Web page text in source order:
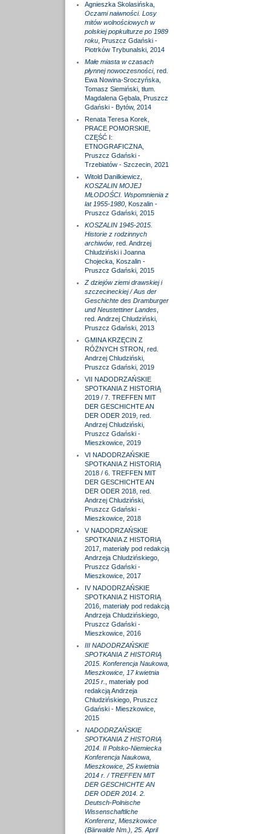
Agnieszka Skolasińska,
Oczami naiwności. Losy
mitów wolnościowych w
polskiej popkulturze po 1989
roku, Pruszcz Gdański -
Piotrków Trybunalski, 2014
Małe miasta w czasach
płynnej nowoczesności, red.
Ewa Nowina-Sroczyńska,
Tomasz Siemiński, tłum.
Magdalena Gębala, Pruszcz
Gdański - Bytów, 2014
Renata Teresa Korek,
PRACE POMORSKIE,
CZĘŚĆ I:
ETNOGRAFICZNA,
Pruszcz Gdański -
Trzebiatów - Szczecin, 2021
Witold Danilkiewicz,
KOSZALIN MOJEJ
MŁODOŚCI. Wspomnienia z
lat 1955-1980, Koszalin -
Pruszcz Gdański, 2015
KOSZALIN 1945-2015.
Historie z rodzinnych
archiwów, red. Andrzej
Chludziński i Joanna
Chojecka, Koszalin -
Pruszcz Gdański, 2015
Z dziejów ziemi drawskiej i
szczecineckiej / Aus der
Geschichte des Dramburger
und Neustettiner Landes,
red. Andrzej Chludziński,
Pruszcz Gdański, 2013
GMINA KRZĘCIN Z
RÓŻNYCH STRON, red.
Andrzej Chludziński,
Pruszcz Gdański, 2019
VII NADODRZAŃSKIE
SPOTKANIA Z HISTORIĄ
2019 / 7. TREFFEN MIT
DER GESCHICHTE AN
DER ODER 2019, red.
Andrzej Chludziński,
Pruszcz Gdański -
Mieszkowice, 2019
VI NADODRZAŃSKIE
SPOTKANIA Z HISTORIĄ
2018 / 6. TREFFEN MIT
DER GESCHICHTE AN
DER ODER 2018, red.
Andrzej Chludziński,
Pruszcz Gdański -
Mieszkowice, 2018
V NADODRZAŃSKIE
SPOTKANIA Z HISTORIĄ
2017, materiały pod redakcją
Andrzeja Chludzińskiego,
Pruszcz Gdański -
Mieszkowice, 2017
IV NADODRZAŃSKIE
SPOTKANIA Z HISTORIĄ
2016, materiały pod redakcją
Andrzeja Chludzińskiego,
Pruszcz Gdański -
Mieszkowice, 2016
III NADODRZAŃSKIE
SPOTKANIA Z HISTORIĄ
2015. Konferencja Naukowa,
Mieszkowice, 17 kwietnia
2015 r.
, materiały pod
redakcją Andrzeja
Chludzińskiego, Pruszcz
Gdański - Mieszkowice,
2015
NADODRZAŃSKIE
SPOTKANIA Z HISTORIĄ
2014. II Polsko-Niemiecka
Konferencja Naukowa,
Mieszkowice, 25 kwietnia
2014 r. / TREFFEN MIT
DER GESCHICHTE AN
DER ODER 2014. 2.
Deutsch-Polnische
Wissenschaftliche
Konferenz, Mieszkowice
(Bärwalde Nm.), 25. April